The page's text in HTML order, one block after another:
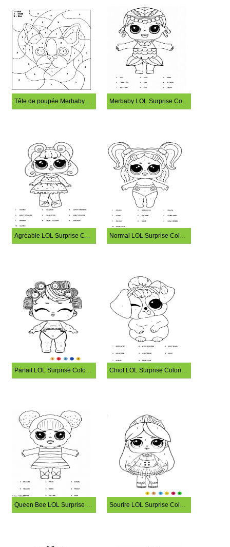
Tête de poupée Merbaby LOL Surprise Coloriage Magique Merbaby LOL Surprise Coloriage Magique
Agréable LOL Surprise Coloriage Magique Normal LOL Surprise Coloriage Magique
Parfait LOL Surprise Coloriage Magique Chiot LOL Surprise Coloriage Magique
Queen Bee LOL Surprise Coloriage Magique Sourire LOL Surprise Coloriage Magique